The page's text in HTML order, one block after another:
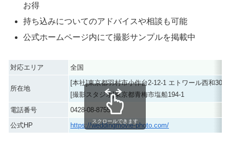
お得
持ち込みについてのアドバイスや相談も可能
公式ホームページ内にて撮影サンプルを掲載中
対応エリア 全国
所在地
[本社]東京都羽村市小作台2-12-1 エトワール西和301
[撮影スタジオ]東京都青梅市塩船194-1
電話番号
0428-08-8755
公式HP
https://weddingmovie-photo.com/
スクロールできます